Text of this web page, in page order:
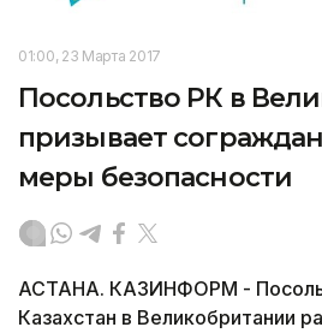
01:00, 23 Марта 2017
Посольство РК в
призывает
меры безопасности
АСТАНА. КАЗИНФОРМ -
Казахстан в Великобритании